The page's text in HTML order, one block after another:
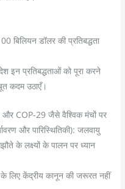
डॉलर की प्रतिबद्धता
इन प्रतिबद्धताओं को पूरा करने
कदम उठाएँ।
COP-29 जैसे वैश्विक मंचों पर
और पारिस्थितिकी): जलवायु
के लक्ष्यों के पालन पर ध्यान
के लिए केंद्रीय कानून की जरूरत नहीं